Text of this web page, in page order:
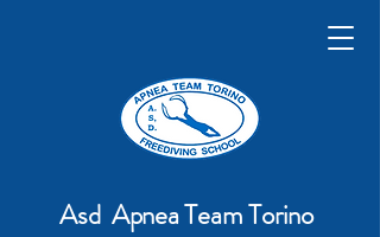
Asd Apnea Team Torino